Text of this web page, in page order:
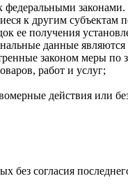
законами.
к другим субъектам
ее получения
данные
законом меры по
работ и услуг;
действия или
согласия